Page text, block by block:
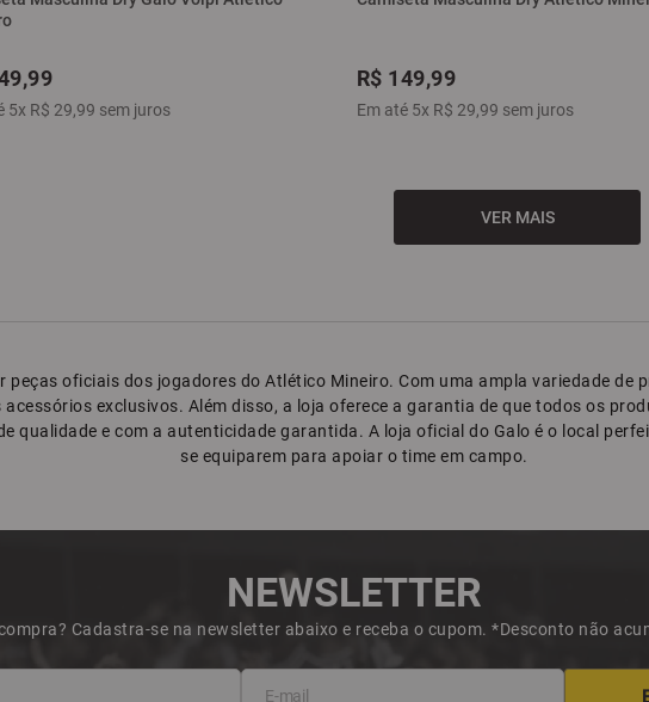
,99
5x R$ 29,99 sem juros
R$ 149,99
Em até 5x R$ 29,99 sem juros
oficiais dos jogadores do Atlético Mineiro. Com uma ampla variedade de
exclusivos. Além disso, a loja oferece a garantia de que todos os
qualidade e com a autenticidade garantida. A loja oficial do Galo é o local
se equiparem para apoiar o time em campo.
NEWSLETTER
Cadastra-se na newsletter abaixo e receba o cupom. *Desconto não